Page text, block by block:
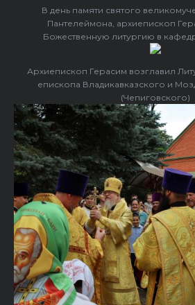
В день памяти святого
Пантелеймона, архиепископ
Божественную литургию в
Архиепископ Герасим возглавил
епископа Владикавказского и
(Чепиговского)